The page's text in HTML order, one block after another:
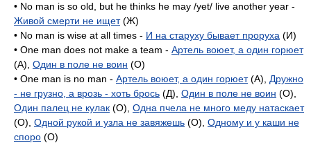
• No man is so old, but he thinks he may /yet/ live another year -
Живой смерти не ищет(Ж)
• No man is wise at all times - И на старуху бывает проруха (И)
• One man does not make a team - Артель воюет, а один горюет
(A), Один в поле не воин (O)
• One man is no man - Артель воюет, а один горюет(A), Дружно
- не грузно, а врозь - хоть брось (Д), Один в поле не воин (O),
Один палец не кулак (O), Одна пчела не много меду натаскает
(O), Одной рукой и узла не завяжешь (O), Одному и у каши не
споро (O)